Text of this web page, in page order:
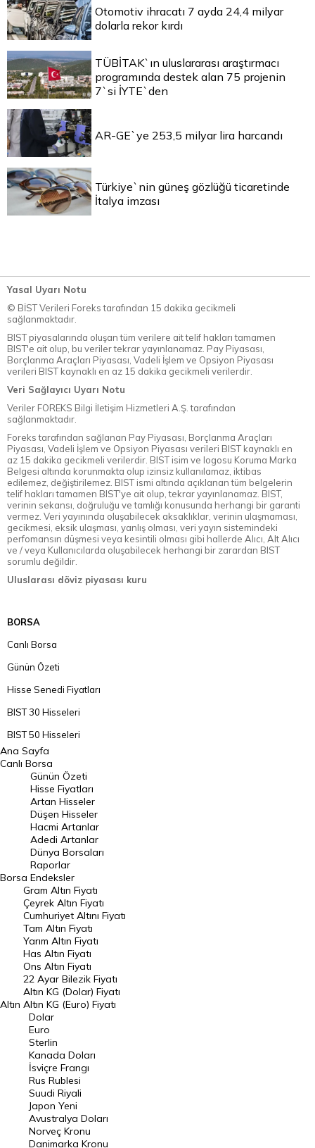
Otomotiv ihracatı 7 ayda 24,4 milyar
dolarla rekor kırdı
TÜBİTAK`ın uluslararası araştırmacı
programında destek alan 75 projenin
7`si İYTE`den
AR-GE`ye 253,5 milyar lira harcandı
Türkiye`nin güneş gözlüğü ticaretinde
İtalya imzası
Yasal Uyarı Notu
© BİST Verileri Foreks tarafından 15 dakika gecikmeli
sağlanmaktadır.
BIST piyasalarında oluşan tüm verilere ait telif hakları tamamen
BIST'e ait olup, bu veriler tekrar yayınlanamaz. Pay Piyasası,
Borçlanma Araçları Piyasası, Vadeli İşlem ve Opsiyon Piyasası
verileri BIST kaynaklı en az 15 dakika gecikmeli verilerdir.
Veri Sağlayıcı Uyarı Notu
Veriler FOREKS Bilgi İletişim Hizmetleri A.Ş. tarafından
sağlanmaktadır.
Foreks tarafından sağlanan Pay Piyasası, Borçlanma Araçları
Piyasası, Vadeli İşlem ve Opsiyon Piyasası verileri BIST kaynaklı en
az 15 dakika gecikmeli verilerdir. BIST isim ve logosu Koruma Marka
Belgesi altında korunmakta olup izinsiz kullanılamaz, iktibas
edilemez, değiştirilemez. BIST ismi altında açıklanan tüm belgelerin
telif hakları tamamen BIST'ye ait olup, tekrar yayınlanamaz. BIST,
verinin sekansı, doğruluğu ve tamlığı konusunda herhangi bir garanti
vermez. Veri yayınında oluşabilecek aksaklıklar, verinin ulaşmaması,
gecikmesi, eksik ulaşması, yanlış olması, veri yayın sistemindeki
perfomansın düşmesi veya kesintili olması gibi hallerde Alıcı, Alt Alıcı
ve / veya Kullanıcılarda oluşabilecek herhangi bir zarardan BIST
sorumlu değildir.
Uluslarası döviz piyasası kuru
BORSA
Canlı Borsa
Günün Özeti
Hisse Senedi Fiyatları
BIST 30 Hisseleri
BIST 50 Hisseleri
BIST 100 Hisseleri
En Çok Artan Hisseler
En Çok Düşen Hisseler
Hacmi Artanlar
Geçmiş Kapanışlar
Dünya Borsaları
Raporlar
Endeksler
DÖVİZ
Döviz Kuru
Dolar Kuru
Euro Kuru
Pound Kuru
Frank Kuru
Riyal Kuru
Avustralya Doları
Danimarka Kronu Kuru
Ana Sayfa
Canlı Borsa
Borsa
Günün Özeti
Hisse Fiyatları
Artan Hisseler
Düşen Hisseler
Hacmi Artanlar
Adedi Artanlar
Dünya Borsaları
Raporlar
Endeksler
Altın
Gram Altın Fiyatı
Çeyrek Altın Fiyatı
Cumhuriyet Altını Fiyatı
Tam Altın Fiyatı
Yarım Altın Fiyatı
Has Altın Fiyatı
Ons Altın Fiyatı
22 Ayar Bilezik Fiyatı
Altın KG (Dolar) Fiyatı
Altın KG (Euro) Fiyatı
Dolar
Euro
Sterlin
Kanada Doları
İsviçre Frangı
Rus Rublesi
Suudi Riyali
Japon Yeni
Avustralya Doları
Norveç Kronu
Danimarka Kronu